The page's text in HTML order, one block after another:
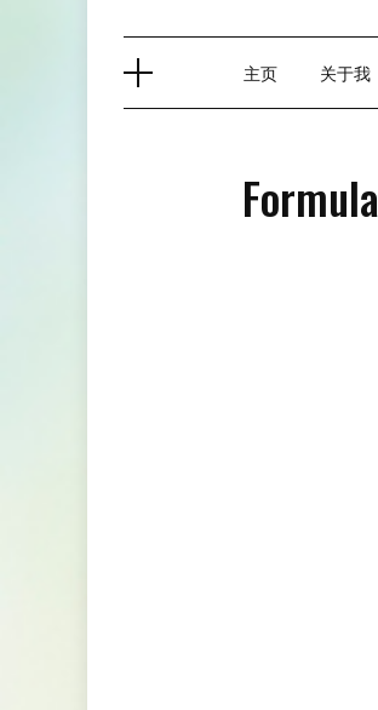
主页 关于我